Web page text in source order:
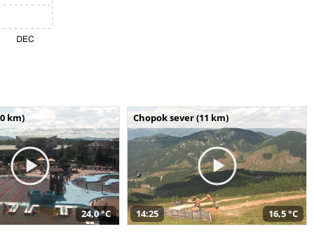
km)
24,0 °C
Chopok sever (11 km)
14:25 16,5 °C